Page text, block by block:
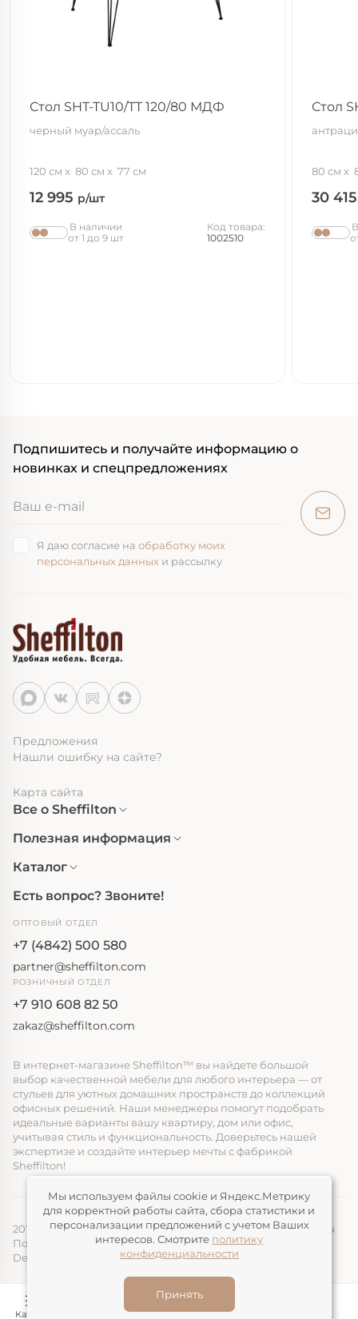
Стол SHT-TU10/TT 120/80 МДФ
черный муар/ассаль
120 см 80 см 77 см
12 995 р/шт
В наличии
от 1 до 9 шт
Код товара:
1002510
Стол
80 см
30
Подпишитесь и получайте информацию о
новинках и спецпредложениях
Я даю согласие на обработку моих
персональных данных и рассылку
Предложения
Нашли ошибку на сайте?
Карта сайта
Все о Sheffilton
Полезная информация
Каталог
Есть вопрос? Звоните!
ОПТОВЫЙ ОТДЕЛ
+7 (4842) 500 580
partner@sheffilton.com
РОЗНИЧНЫЙ ОТДЕЛ
+7 910 608 82 50
zakaz@sheffilton.com
В интернет-магазине Sheffilton™ вы найдете большой
выбор качественной мебели для любого интерьера — от
стульев для уютных домашних пространств до коллекций
офисных решений. Наши менеджеры помогут подобрать
идеальные варианты вашу квартиру, дом или офис,
учитывая стиль и функциональность. Доверьтесь нашей
экспертизе и создайте интерьер мечты с фабрикой
Sheffilton!
2014-2026, ООО «ЭЛМАТ», Sheffilton™ Все права защищены
Политика конфиденциальности
Devimax
— Создание и продвижение сайтов
Каталог Конструктор Корзина Избранное ЛК
Мы используем файлы cookie и Яндекс.Метрику
для корректной работы сайта, сбора статистики и
персонализации предложений с учетом Ваших
интересов. Смотрите политику
конфиденциальности
Принять